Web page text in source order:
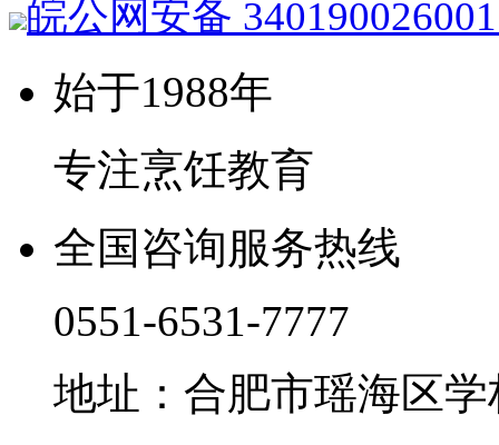
皖公网安备
始于1988年
专注烹饪教育
全国咨询服务热线
0551-6531-7777
地址：合肥市瑶海区学